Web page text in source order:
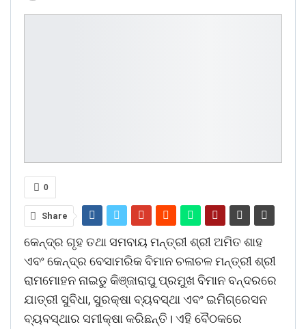
0
Share
କେନ୍ଦ୍ର ଗୃହ ତଥା ସମବାୟ ମନ୍ତ୍ରୀ ଶ୍ରୀ ଅମିତ ଶାହ
ଏବଂ କେନ୍ଦ୍ର ବେସାମରିକ ବିମାନ ଚଳାଚଳ ମନ୍ତ୍ରୀ ଶ୍ରୀ
ରାମମୋହନ ନାଇଡୁ କିଞ୍ଜାରାପୁ ପ୍ରମୁଖ ବିମାନ ବନ୍ଦରରେ
ଯାତ୍ରୀ ସୁବିଧା, ସୁରକ୍ଷା ବ୍ୟବସ୍ଥା ଏବଂ ଇମିଗ୍ରେସନ
ବ୍ୟବସ୍ଥାର ସମୀକ୍ଷା କରିଛନ୍ତି। ଏହି ବୈଠକରେ